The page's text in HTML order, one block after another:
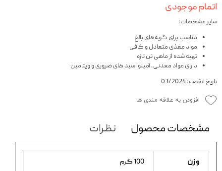
اتمام موجودی
سایر مشخصات:
مناسب برای گربه‌های بالغ
مواد مغذی متعادل و کافی
تهیه شده از ماهی تن تازه
دارای مواد معدنی، آمینو اسید های ضروری و ویتامین
تاریخ انقضاء: 03/2024
افزودن به علاقه مندی ها
مشخصات محصول نظرات
وزن 100 گرم